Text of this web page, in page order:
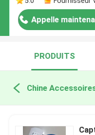
Appelle
PRODUITS
Chine